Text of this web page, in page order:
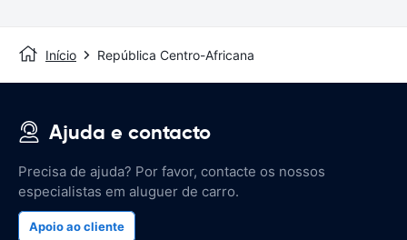
Início República Centro-Africana
Ajuda e contacto
Precisa de ajuda? Por favor, contacte os nossos
especialistas em aluguer de carro.
Apoio ao cliente